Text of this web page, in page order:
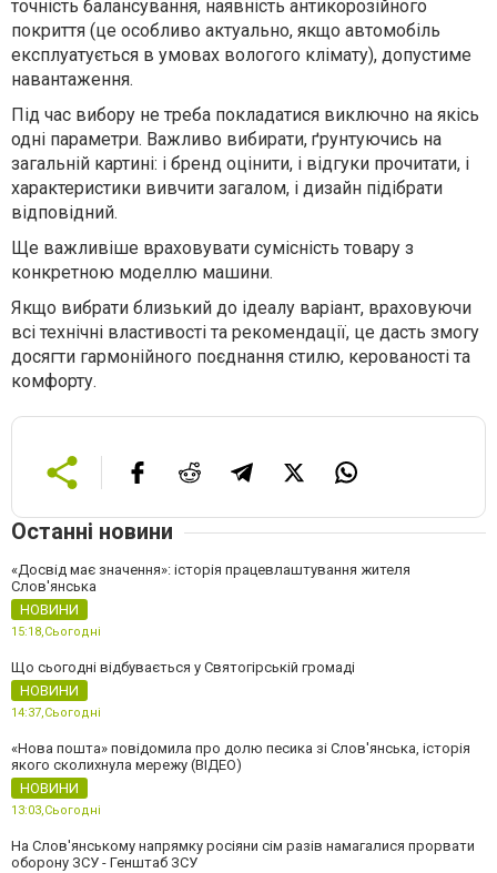
точність балансування, наявність антикорозійного
покриття (це особливо актуально, якщо автомобіль
експлуатується в умовах вологого клімату), допустиме
навантаження.
Під час вибору не треба покладатися виключно на якісь
одні параметри. Важливо вибирати, ґрунтуючись на
загальній картині: і бренд оцінити, і відгуки прочитати, і
характеристики вивчити загалом, і дизайн підібрати
відповідний.
Ще важливіше враховувати сумісність товару з
конкретною моделлю машини.
Якщо вибрати близький до ідеалу варіант, враховуючи
всі технічні властивості та рекомендації, це дасть змогу
досягти гармонійного поєднання стилю, керованості та
комфорту.
Останні новини
«Досвід має значення»: історія працевлаштування жителя
Слов'янська
НОВИНИ
15:18,Сьогодні
Що сьогодні відбувається у Святогірській громаді
НОВИНИ
14:37,Сьогодні
«Нова пошта» повідомила про долю песика зі Слов'янська, історія
якого сколихнула мережу (ВІДЕО)
НОВИНИ
13:03,Сьогодні
На Слов'янському напрямку росіяни сім разів намагалися прорвати
оборону ЗСУ - Генштаб ЗСУ